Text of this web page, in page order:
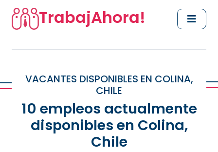
TrabajAhora!
VACANTES DISPONIBLES EN COLINA,
CHILE
10 empleos actualmente
disponibles en Colina,
Chile